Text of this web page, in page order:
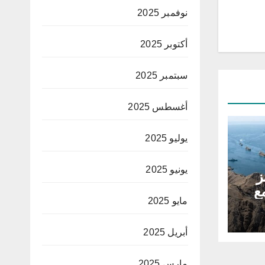
نوفمبر 2025
أكتوبر 2025
سبتمبر 2025
أغسطس 2025
يوليو 2025
يونيو 2025
مايو 2025
أبريل 2025